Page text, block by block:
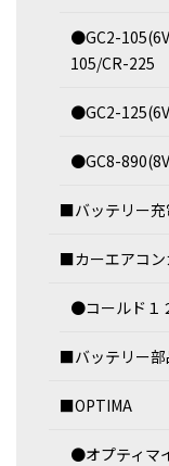
●GC2-
105/CR-225
●GC2-
●GC8-
■バッテリー充
■カーエアコン
●コールド１
■バッテリー部
■OPTIMA
●オプティマ